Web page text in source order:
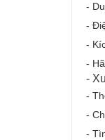
-
-
-
-
-
-
-
-